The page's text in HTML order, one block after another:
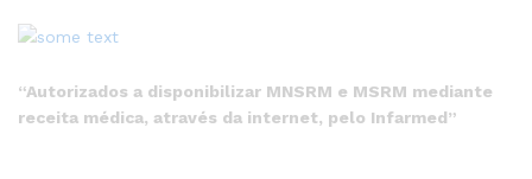
“Autorizados a disponibilizar MNSRM e MSRM mediante
receita médica, através da internet, pelo Infarmed”